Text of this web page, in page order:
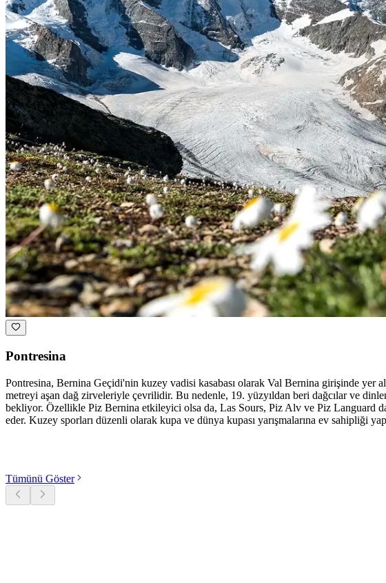
Pontresina
Pontresina, Bernina Geçidi'nin kuzey vadisi kasabası olarak Val Bernina girişinde yer
metreyi aşan dağ zirveleriyle çevrilidir. Bu nedenle, 19. yüzyıldan beri dağcılar ve
bekliyor. Özellikle Piz Bernina etkileyici olsa da, Las Sours, Piz Alv ve Piz Languard da
eder. Kuzey sporları düzenli olarak kupa ve dünya kupası yarışmalarına ev sahipliği
Tümünü Göster